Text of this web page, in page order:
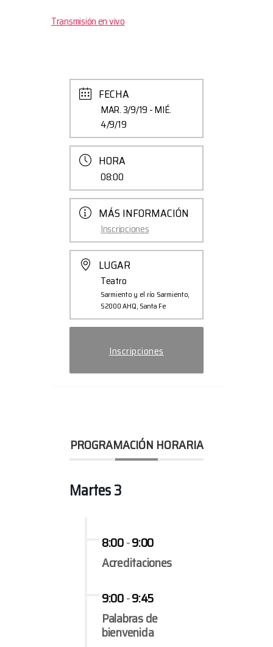
Transmisión en vivo
FECHA
MAR. 3/9/19 - MIÉ.
4/9/19
HORA
08:00
MÁS INFORMACIÓN
Inscripciones
LUGAR
Teatro
Sarmiento y el río Sarmiento,
S2000 AHQ, Santa Fe
Inscripciones
PROGRAMACIÓN HORARIA
Martes 3
8:00-9:00
Acreditaciones
9:00-9:45
Palabras de
bienvenida